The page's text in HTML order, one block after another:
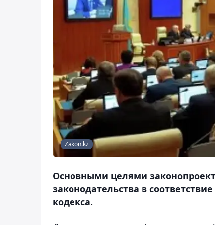
Zakon.kz
Основными целями
законодательства в
кодекса.